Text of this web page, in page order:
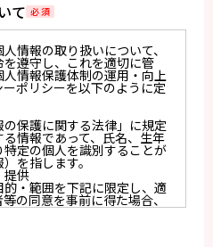
て 必 須
情報の取り扱いについて、
遵守し、これを適切に管
情報保護体制の運用・向上
ポリシーを以下のように定
保護に関する法律」に規定
情報であって、氏名、生年
定の個人を識別することが
を指します。
提供
・範囲を下記に限定し、適
の同意を事前に得た場合、
を除き、個人情報を第三者
せに対応・管理するため